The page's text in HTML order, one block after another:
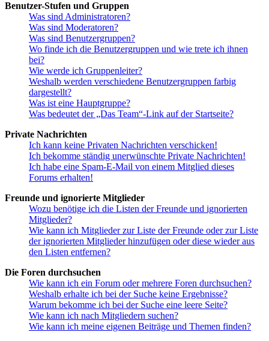
Benutzer-Stufen und Gruppen
Was sind Administratoren?
Was sind Moderatoren?
Was sind Benutzergruppen?
Wo finde ich die Benutzergruppen und wie trete ich ihnen
bei?
Wie werde ich Gruppenleiter?
Weshalb werden verschiedene Benutzergruppen farbig
dargestellt?
Was ist eine Hauptgruppe?
Was bedeutet der „Das Team“-Link auf der Startseite?
Private Nachrichten
Ich kann keine Privaten Nachrichten verschicken!
Ich bekomme ständig unerwünschte Private Nachrichten!
Ich habe eine Spam-E-Mail von einem Mitglied dieses
Forums erhalten!
Freunde und ignorierte Mitglieder
Wozu benötige ich die Listen der Freunde und ignorierten
Mitglieder?
Wie kann ich Mitglieder zur Liste der Freunde oder zur Liste
der ignorierten Mitglieder hinzufügen oder diese wieder aus
den Listen entfernen?
Die Foren durchsuchen
Wie kann ich ein Forum oder mehrere Foren durchsuchen?
Weshalb erhalte ich bei der Suche keine Ergebnisse?
Warum bekomme ich bei der Suche eine leere Seite?
Wie kann ich nach Mitgliedern suchen?
Wie kann ich meine eigenen Beiträge und Themen finden?